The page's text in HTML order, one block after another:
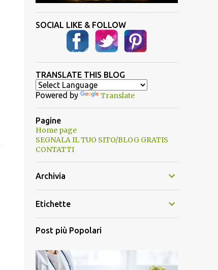
SOCIAL LIKE & FOLLOW
TRANSLATE THIS BLOG
Powered by Translate
Pagine
Home page
SEGNALA IL TUO SITO/BLOG GRATIS
CONTATTI
Archivia
Etichette
Post più Popolari